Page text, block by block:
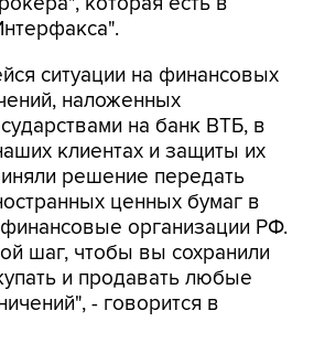
ситуации на финансовых
наложенных
на банк ВТБ, в
клиентах и защиты их
решение передать
ценных бумаг в
организации РФ.
шаг, чтобы вы сохранили
и продавать любые
- говорится в